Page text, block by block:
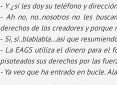
- Y ¿si les doy su teléfono y
- Ahno, no..nosotros no les
derechos de los creadores y
- Si, si..blablabla…asique
- La EAGSutiliza el dinero para el
pisoteados sus derechos por las
- Ya veo que ha entrado en bucle.